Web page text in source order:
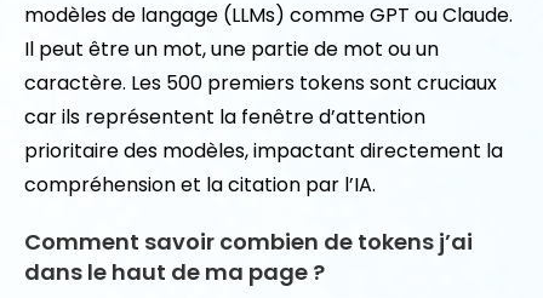
modèles de langage (LLMs) comme GPT ou Claude.
Il peut être un mot, une partie de mot ou un
caractère. Les 500 premiers tokens sont cruciaux
car ils représentent la fenêtre d’attention
prioritaire des modèles, impactant directement la
compréhension et la citation par l’IA.
Comment savoir combien de tokens j’ai
dans le haut de ma page ?